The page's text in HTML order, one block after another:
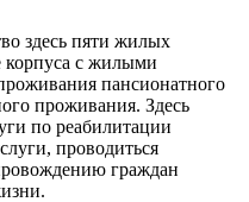
здесь пяти жилых
корпуса с жилыми
пансионатного
проживания. Здесь
по реабилитации
проводиться
граждан